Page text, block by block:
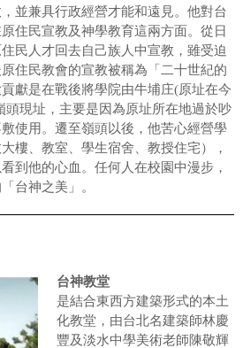
並兼具行政經營才能和遠見。他對台
住民宣教及神學教育這兩方面。從日
民人才回去自己族人中宣教，雖受迫
住民教會的宣教被稱為「二十世紀的
獻是在戰後將學院由牛埔庄(原址在今
頭現址，主要是因為原址所在地過於吵
使用。遷至嶺頭以後，他苦心經營學
樓、教室、學生宿舍、教授住宅），
到他的心血。任何人在校園中漫步，
台神之美」。
台神教堂
是結合東西方建築形式的本土
化教堂，由台北名建築師林慶
豐及淡水中學美術老師陳敬輝